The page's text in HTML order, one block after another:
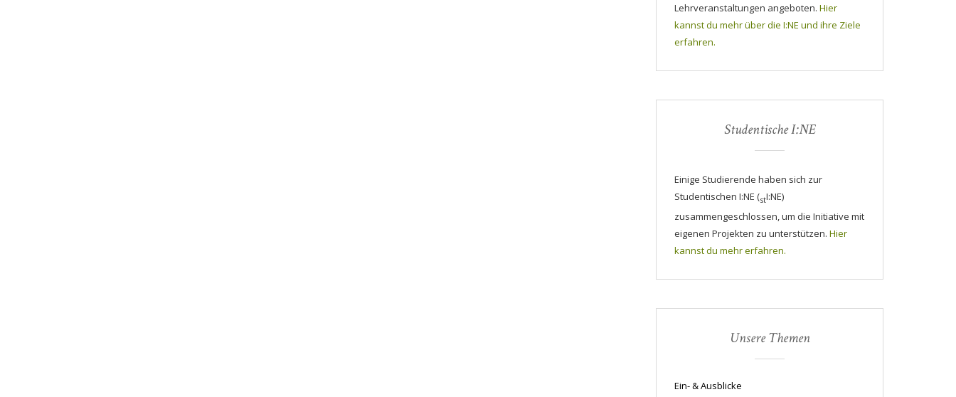
Lehrveranstaltungen angeboten. Hier
kannst du mehr über die I:NE und ihre Ziele
erfahren.
Studentische I:NE
Einige Studierende haben sich zur
Studentischen I:NE (stI:NE)
zusammengeschlossen, um die Initiative mit
eigenen Projekten zu unterstützen. Hier
kannst du mehr erfahren.
Unsere Themen
Ein- & Ausblicke